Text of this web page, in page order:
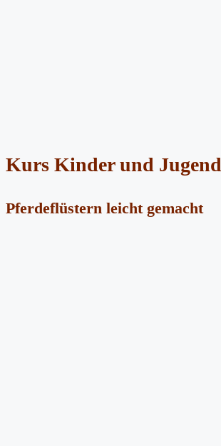
Kurs Kinder und Jugend
Pferdeflüstern leicht gemacht